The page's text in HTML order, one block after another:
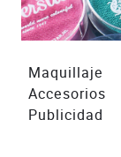
Maquillaje
Accesorios
Publicidad